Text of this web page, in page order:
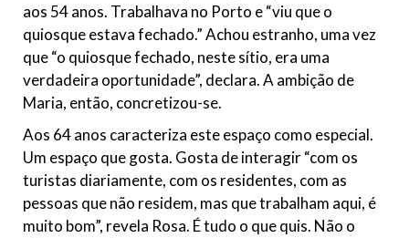
o
s
a
f
i
h
o
a
r
p
r
e
t
u
e
a
M
d
i
a
aos 54 anos. Trabalhava no Porto e “viu que o
quiosque estava fechado.” Achou estranho, uma vez
que “o quiosque fechado, neste sítio, era uma
verdadeira oportunidade”, declara. A ambição de
Maria, então, concretizou-se.
Aos 64 anos caracteriza este espaço como especial.
Um espaço que gosta. Gosta de interagir “com os
turistas diariamente, com os residentes, com as
pessoas que não residem, mas que trabalham aqui, é
muito bom”, revela Rosa. É tudo o que quis. Não o